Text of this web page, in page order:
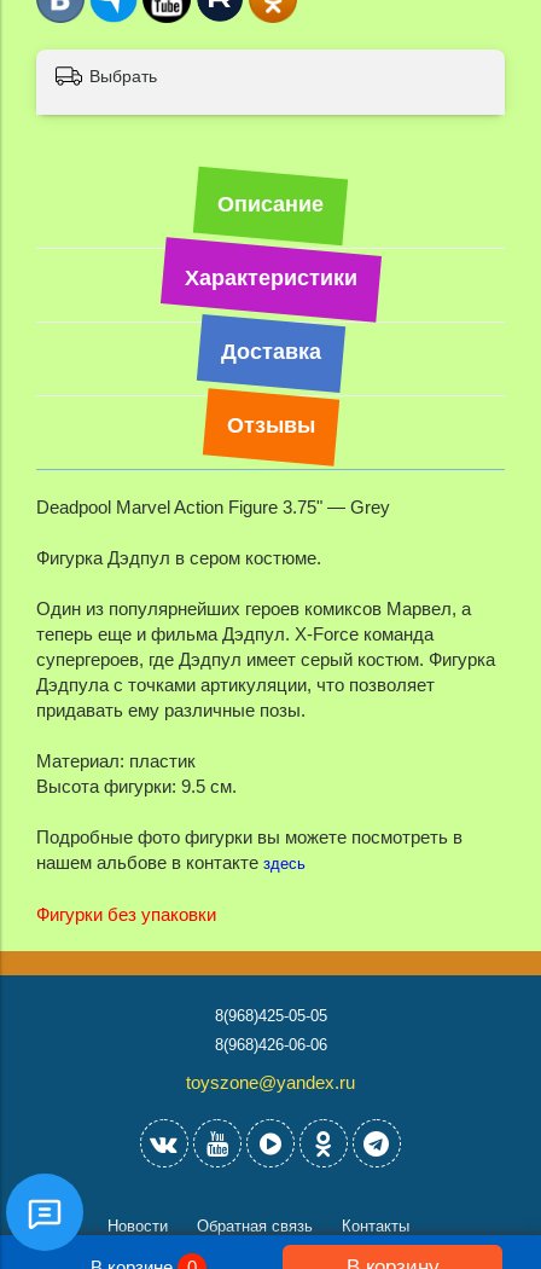
Выбрать
Описание
Характеристики
Доставка
Отзывы
Deadpool Marvel Action Figure 3.75" — Grey
Фигурка Дэдпул в сером костюме.
Один из популярнейших героев комиксов Марвел, а
теперь еще и фильма Дэдпул. X-Force команда
супергероев, где Дэдпул имеет серый костюм. Фигурка
Дэдпула с точками артикуляции, что позволяет
придавать ему различные позы.
Материал: пластик
Высота фигурки: 9.5 см.
Подробные фото фигурки вы можете посмотреть в
нашем альбове в контакте здесь
Фигурки без упаковки
8(968)425-05-05
8(968)426-06-06
toyszone@yandex.ru
Новости Обратная связь Контакты